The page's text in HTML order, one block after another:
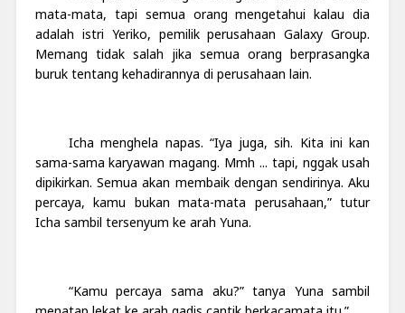
mata-mata, tapi semua orang mengetahui kalau dia
adalah istri Yeriko, pemilik perusahaan Galaxy Group.
Memang tidak salah jika semua orang berprasangka
buruk tentang kehadirannya di perusahaan lain.
Icha menghela napas. “Iya juga, sih. Kita ini kan
sama-sama karyawan magang. Mmh ... tapi, nggak usah
dipikirkan. Semua akan membaik dengan sendirinya. Aku
percaya, kamu bukan mata-mata perusahaan,” tutur
Icha sambil tersenyum ke arah Yuna.
“Kamu percaya sama aku?” tanya Yuna sambil